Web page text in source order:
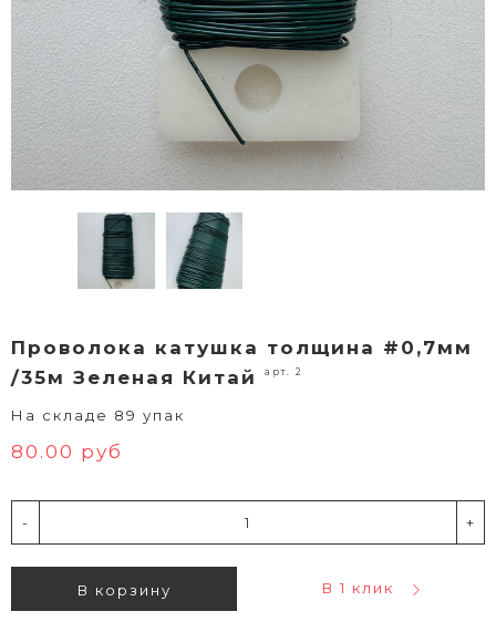
Проволока катушка толщина #0,7мм
/35м Зеленая Китай
арт. 2
На складе 89 упак
80.00 руб
- +
В корзину В 1 клик